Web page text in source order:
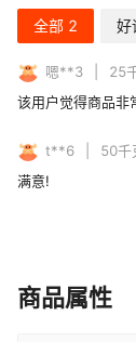
全部 2 好
嗯**3 25
该用户觉得商品非
t**6 50千
满意!
商品属性